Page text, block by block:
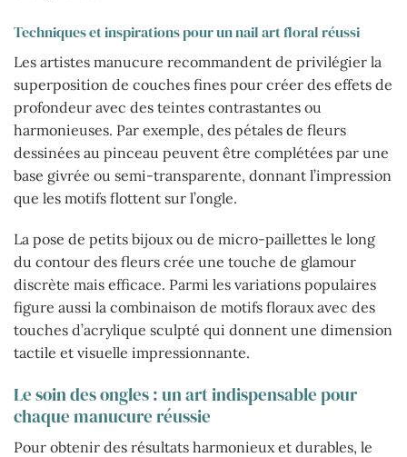
Techniques et inspirations pour un nail art floral réussi
Les artistes manucure recommandent de privilégier la
superposition de couches fines pour créer des effets de
profondeur avec des teintes contrastantes ou
harmonieuses. Par exemple, des pétales de fleurs
dessinées au pinceau peuvent être complétées par une
base givrée ou semi-transparente, donnant l’impression
que les motifs flottent sur l’ongle.
La pose de petits bijoux ou de micro-paillettes le long
du contour des fleurs crée une touche de glamour
discrète mais efficace. Parmi les variations populaires
figure aussi la combinaison de motifs floraux avec des
touches d’acrylique sculpté qui donnent une dimension
tactile et visuelle impressionnante.
Le soin des ongles : un art indispensable pour
chaque manucure réussie
Pour obtenir des résultats harmonieux et durables, le